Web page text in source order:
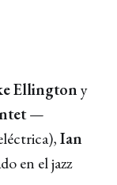
Ellingtony
—
Ian
en el jazz